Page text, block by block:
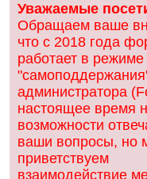
Уважаемые
Обращаем ваше
что с 2018 года
работает в режиме
администратора
настоящее время
возможности
ваши вопросы, но
приветствуем
взаимодействие